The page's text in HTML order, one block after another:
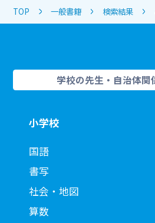
TOP 一般書籍 検索結果
学校の先生・自治体関
小学校
国語
書写
社会・地図
算数